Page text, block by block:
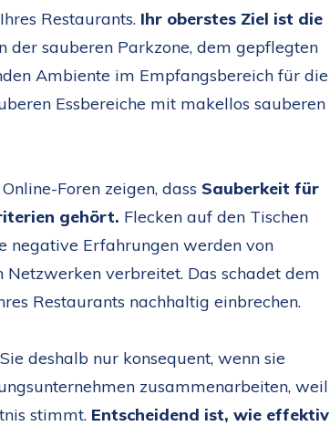
Restaurants. Ihr oberstes Ziel ist die
der sauberen Parkzone, dem gepflegten
Ambiente im Empfangsbereich für die
Essbereiche mit makellos sauberen
Foren zeigen, dass Sauberkeit für
gehört. Flecken auf den Tischen
negative Erfahrungen werden von
Netzwerken verbreitet. Das schadet dem
Restaurants nachhaltig einbrechen.
deshalb nur konsequent, wenn sie
zusammenarbeiten, weil
stimmt. Entscheidend ist, wie effektiv